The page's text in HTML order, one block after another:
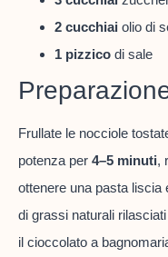
2 cucchiai olio di
1 pizzico di sale
Frullate le nocciole
potenza per 4–5 minuti,
ottenere una pasta liscia
di grassi naturali
il cioccolato a